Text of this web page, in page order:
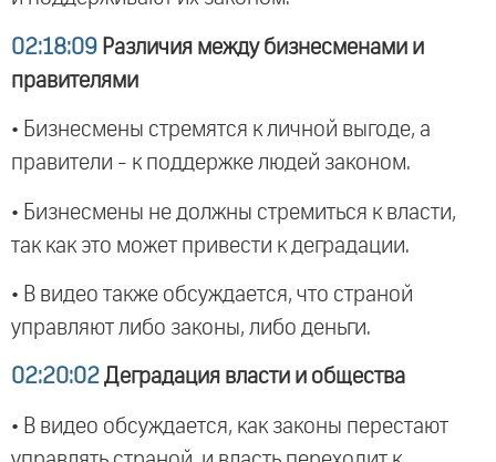
02:18:09 Различия между бизнесменами и
правителями
• Бизнесмены стремятся к личной выгоде, а
правители - к поддержке людей законом.
• Бизнесмены не должны стремиться к власти,
так как это может привести к деградации.
• В видео также обсуждается, что страной
управляют либо законы, либо деньги.
02:20:02 Деградация власти и общества
• В видео обсуждается, как законы перестают